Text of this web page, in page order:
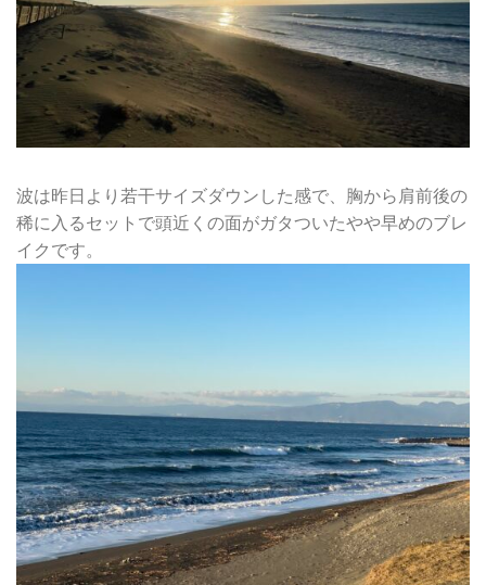
波は昨日より若干サイズダウンした感で、胸から肩前後の
稀に入るセットで頭近くの面がガタついたやや早めのブレ
イクです。